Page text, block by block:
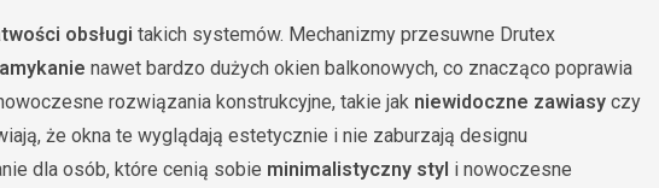
obsługi takich systemów. Mechanizmy przesuwne Drutex
nawet bardzo dużych okien balkonowych, co znacząco poprawia
rozwiązania konstrukcyjne, takie jak niewidoczne zawiasy czy
że okna te wyglądają estetycznie i nie zaburzają designu
dla osób, które cenią sobie minimalistyczny styl i nowoczesne